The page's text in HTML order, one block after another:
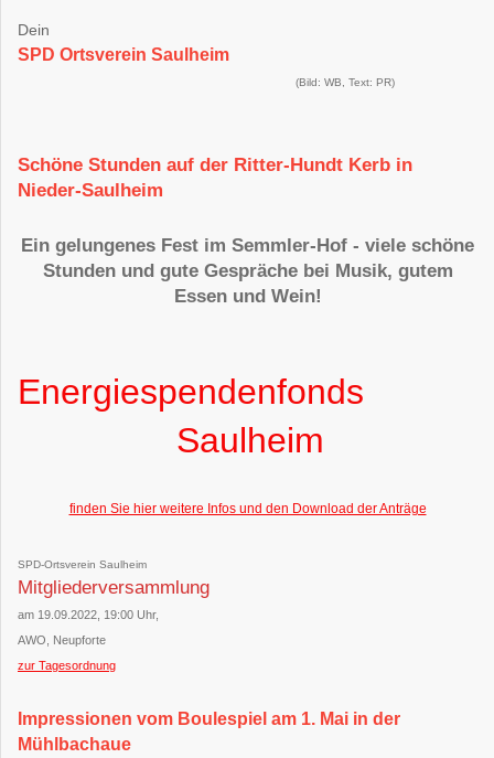
Dein
SPD Ortsverein Saulheim
(Bild: WB, Text: PR)
Schöne Stunden auf der Ritter-Hundt Kerb in
Nieder-Saulheim
Ein gelungenes Fest im Semmler-Hof - viele schöne
Stunden und gute Gespräche bei Musik, gutem
Essen und Wein!
Energiespendenfonds
Saulheim
finden Sie hier weitere Infos und den Download der Anträge
SPD-Ortsverein Saulheim
Mitgliederversammlung
am 19.09.2022, 19:00 Uhr,
AWO, Neupforte
zur Tagesordnung
Impressionen vom Boulespiel am 1. Mai in der
Mühlbachaue​